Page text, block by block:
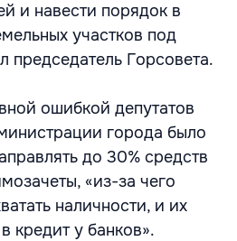
и навести порядок в
участков под
председатель Горсовета.
ошибкой депутатов
города было
до 30% средств
«из-за чего
наличности, и их
кредит у банков».